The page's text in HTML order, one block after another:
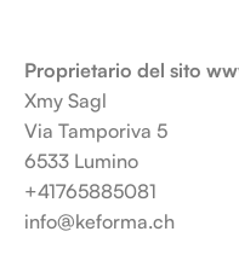
Proprietario del sito
Xmy Sagl
Via Tamporiva 5
6533 Lumino
+41765885081
info@keforma.ch